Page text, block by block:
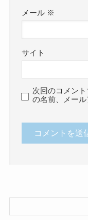
メール ※
サイト
次回のコメン
の名前、メール